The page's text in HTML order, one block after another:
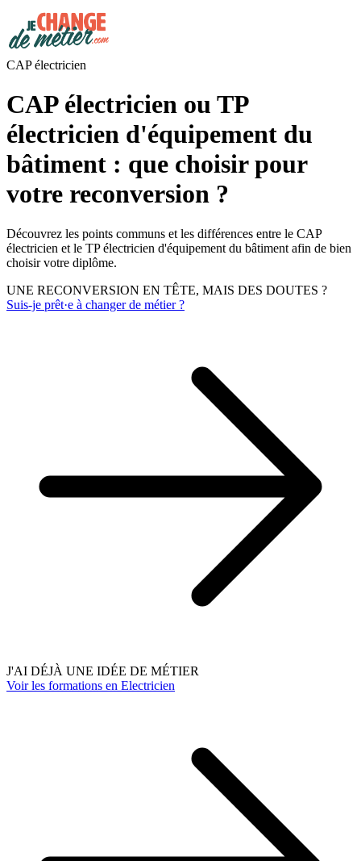
CAP électricien
CAP électricien ou TP
électricien d'équipement du
bâtiment : que choisir pour
votre reconversion ?
Découvrez les points communs et les différences entre le CAP
électricien et le TP électricien d'équipement du bâtiment afin de bien
choisir votre diplôme.
UNE RECONVERSION EN TÊTE, MAIS DES DOUTES ?
Suis-je prêt·e à changer de métier ?
J'AI DÉJÀ UNE IDÉE DE MÉTIER
Voir les formations en Electricien